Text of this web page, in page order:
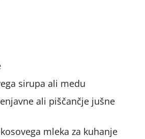
sirupa ali medu
ali piščančje jušne
mleka za kuhanje